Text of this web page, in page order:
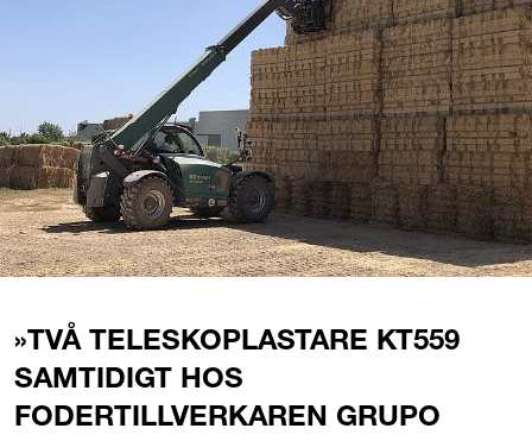
»TVÅ TELESKOPLASTARE KT559
SAMTIDIGT HOS
FODERTILLVERKAREN GRUPO